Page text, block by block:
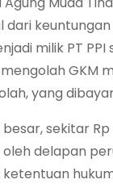
milik PT
GKM
yang
sekitar
delapan
ketentuan